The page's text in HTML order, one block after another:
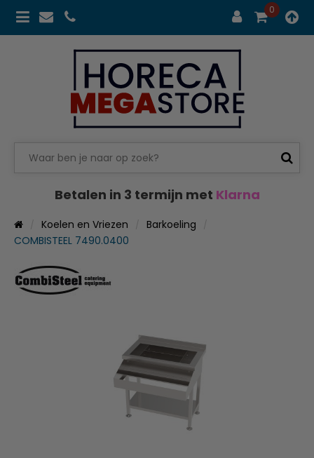
0
Betalen in 3 termijn met Klarna
Koelen en Vriezen
Barkoeling
COMBISTEEL 7490.0400